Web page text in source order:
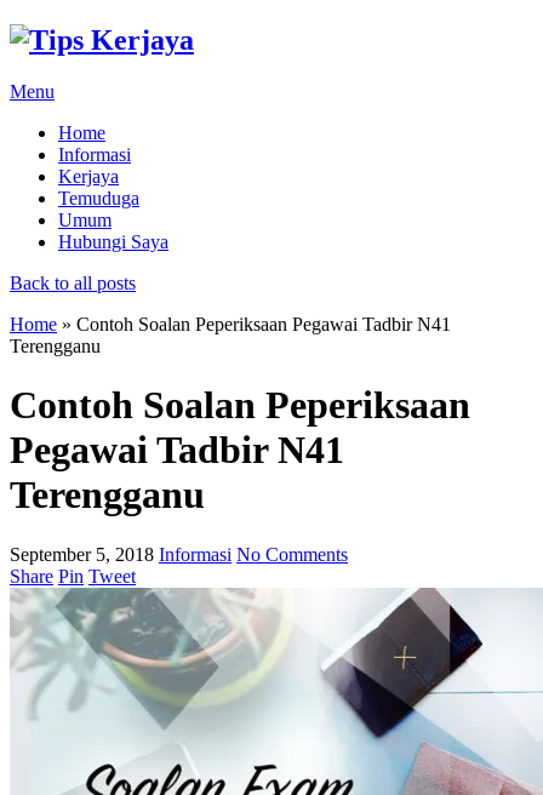
Menu
Home
Informasi
Kerjaya
Temuduga
Umum
Hubungi Saya
Back to all posts
Home » Contoh Soalan Peperiksaan Pegawai Tadbir N41
Terengganu
Contoh Soalan Peperiksaan
Pegawai Tadbir N41
Terengganu
September 5, 2018 Informasi No Comments
Share Pin Tweet